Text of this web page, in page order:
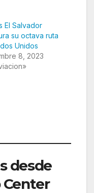
El Salvador
su octava ruta
Unidos
8, 2023
desde
Center